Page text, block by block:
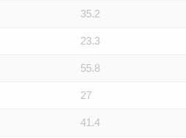
35.2
23.3
55.8
27
41.4